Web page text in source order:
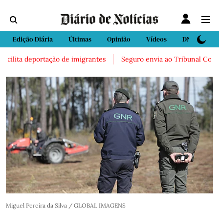
Edição Diária Últimas Opinião Vídeos DN Sport
deportação de imigrantes Seguro envia ao Tribunal
Miguel Pereira da Silva / GLOBAL IMAGENS